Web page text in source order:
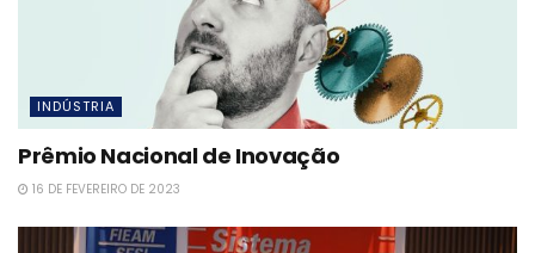
INDÚSTRIA
Prêmio Nacional de Inovação
16 DE FEVEREIRO DE 2023